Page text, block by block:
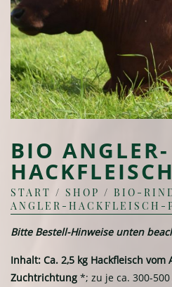
BIO ANGLER-
START / SHOP / BIO-
ANGLER-HACKFLEISCH-
Bitte Bestell-Hinweise unten
Inhalt: Ca. 2,5 kg Hackfleisch
Zuchtrichtung *; zu je ca. 300-